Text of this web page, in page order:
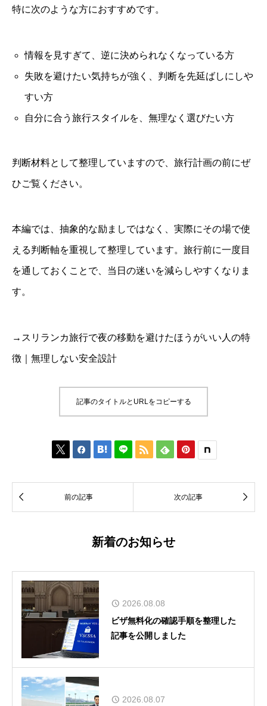
特に次のような方におすすめです。
情報を見すぎて、逆に決められなくなっている方
失敗を避けたい気持ちが強く、判断を先延ばしにしや
すい方
自分に合う旅行スタイルを、無理なく選びたい方
判断材料として整理していますので、旅行計画の前にぜ
ひご覧ください。
本編では、抽象的な励ましではなく、実際にその場で使
える判断軸を重視して整理しています。旅行前に一度目
を通しておくことで、当日の迷いを減らしやすくなりま
す。
→スリランカ旅行で夜の移動を避けたほうがいい人の特
徴｜無理しない安全設計
記事のタイトルとURLをコピーする
     
 前の記事 次の記事 
新着のお知らせ
2026.08.08
ビザ無料化の確認手順を整理した
記事を公開しました
2026.08.07